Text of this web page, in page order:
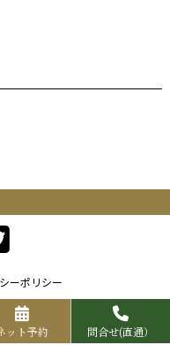
ーポリシー
Rights Reserved.
ット予約 問合せ(直通）